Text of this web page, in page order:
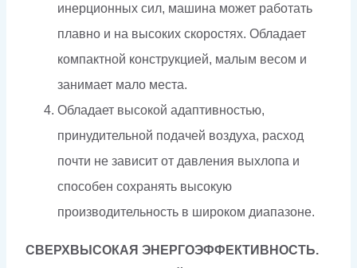
инерционных сил, машина может работать
плавно и на высоких скоростях. Обладает
компактной конструкцией, малым весом и
занимает мало места.
Обладает высокой адаптивностью,
принудительной подачей воздуха, расход
почти не зависит от давления выхлопа и
способен сохранять высокую
производительность в широком диапазоне.
СВЕРХВЫСОКАЯ ЭНЕРГОЭФФЕКТИВНОСТЬ.